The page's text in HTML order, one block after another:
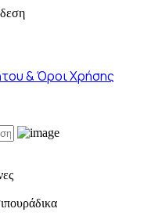
& Όροι Χρήσης